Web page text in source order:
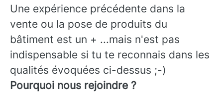
Une expérience précédente dans la
vente ou la pose de produits du
bâtiment est un + ...mais n'est pas
indispensable si tu te reconnais dans les
qualités évoquées ci-dessus ;-)
Pourquoi nous rejoindre ?